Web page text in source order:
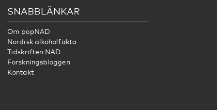
SNABBLÄNKAR
Om popNAD
Nordisk alkoholfakta
Tidskriften NAD
Forskningsbloggen
Kontakt